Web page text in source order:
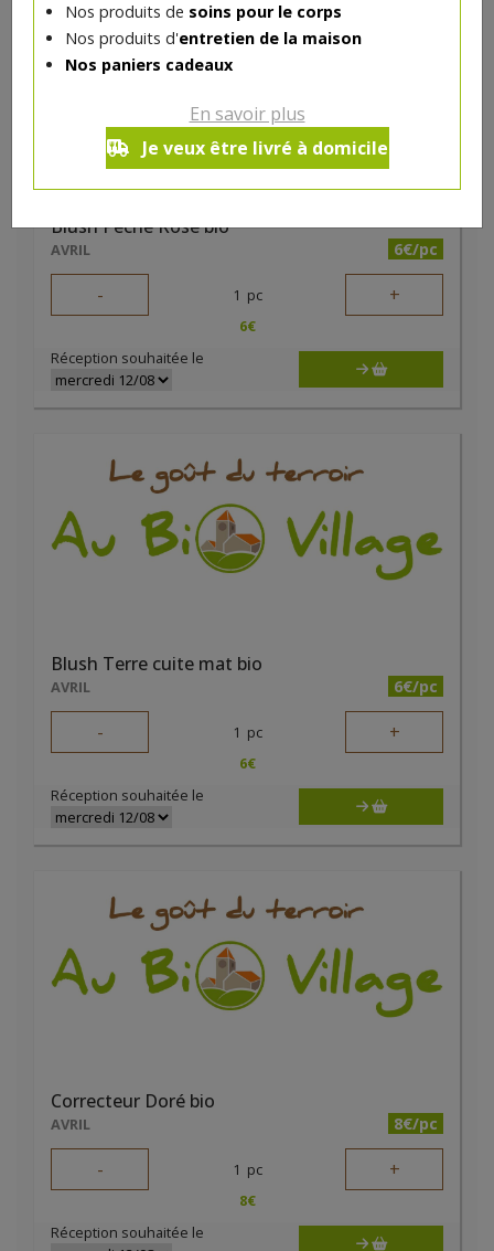
Nos produits de soins pour le corps
Nos produits d'entretien de la maison
Nos paniers cadeaux
En savoir plus
Je veux être livré à domicile
Blush Pêche Rosé bio
AVRIL 6€/pc
- 1 pc +
6€
Réception souhaitée le
Blush Terre cuite mat bio
AVRIL 6€/pc
- 1 pc +
6€
Réception souhaitée le
Correcteur Doré bio
AVRIL 8€/pc
- 1 pc +
8€
Réception souhaitée le